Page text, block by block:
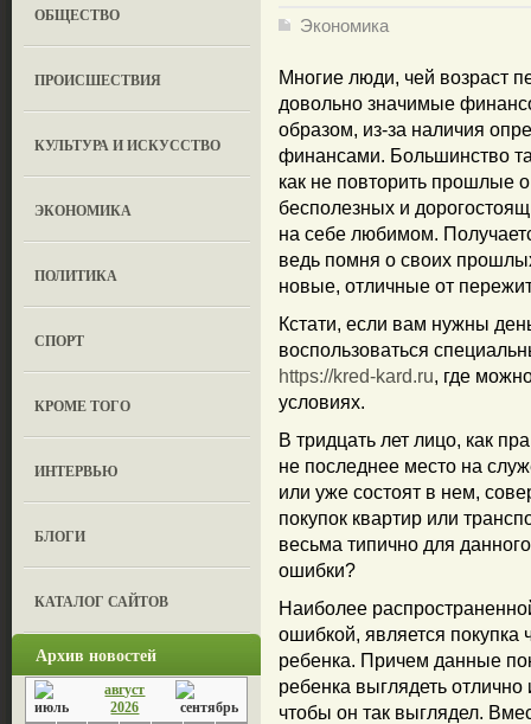
ОБЩЕСТВО
ПРОИСШЕСТВИЯ
КУЛЬТУРА И ИСКУССТВО
ЭКОНОМИКА
ПОЛИТИКА
СПОРТ
КРОМЕ ТОГО
ИНТЕРВЬЮ
БЛОГИ
КАТАЛОГ САЙТОВ
Архив новостей
август
2026
Экономика
Многие люди, чей возраст
довольно значимые
образом, из-за наличия
финансами. Большинство
как не повторить прошлые
бесполезных и
на себе любимом.
ведь помня о своих
новые, отличные от
Кстати, если вам нужны
воспользоваться
https://kred-kard.ru, где
условиях.
В тридцать лет лицо, как
не последнее место на
или уже состоят в нем,
покупок квартир или
весьма типично для
ошибки?
Наиболее
ошибкой, является покупка
ребенка. Причем данные
ребенка выглядеть
чтобы он так выглядел.